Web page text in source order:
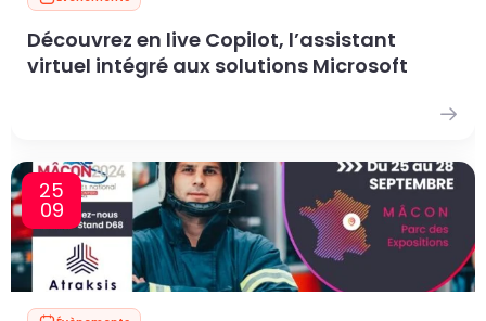
Découvrez en live Copilot, l’assistant
virtuel intégré aux solutions Microsoft
25
09